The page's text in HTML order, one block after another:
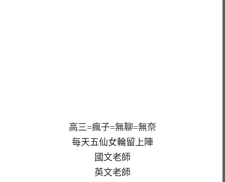
高三=瘋子=無聊=無奈
每天五仙女輪留上陣
國文老師
英文老師